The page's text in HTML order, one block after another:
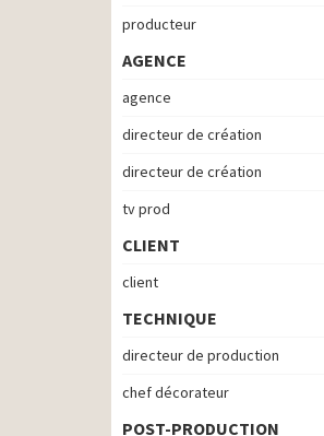
producteur
AGENCE
agence
directeur de création
directeur de création
tv prod
CLIENT
client
TECHNIQUE
directeur de production
chef décorateur
POST-PRODUCTION